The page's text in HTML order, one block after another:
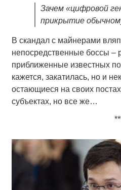
Зачем «цифровой
прикрытие
В скандал с майнерами
непосредственные боссы –
приближенные известных
кажется, закатилась, но и
остающиеся на своих
субъектах, но все же…